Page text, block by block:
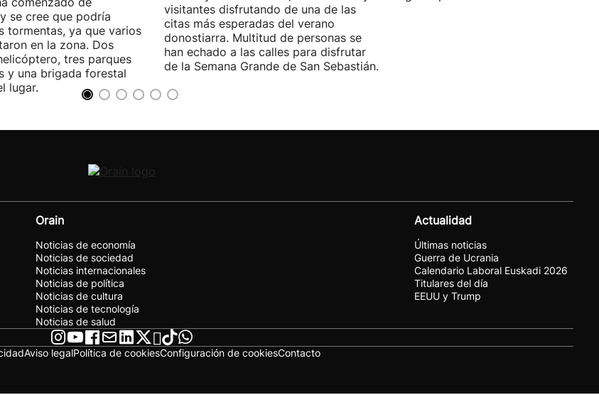
se cree que podría
tormentas, ya que varios
en la zona. Dos
tres parques
y una brigada forestal
lugar.
visitantes disfrutando de una de las
citas más esperadas del verano
donostiarra. Multitud de personas se
han echado a las calles para disfrutar
de la Semana Grande de San Sebastián.
Orain
Noticias de economía
Noticias de sociedad
Noticias internacionales
Noticias de política
Noticias de cultura
Noticias de tecnología
Noticias de salud
Actualidad
Últimas noticias
Guerra de Ucrania
Calendario Laboral Euskadi 2026
Titulares del día
EEUU y Trump
Aviso legalPolítica de cookiesConfiguración de cookiesContacto